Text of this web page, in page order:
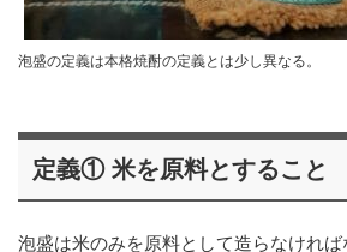
泡盛の定義は本格焼酎の定義とは少し異なる。
定義① 米を原料とすること
泡盛は米のみを原料として造らなければ